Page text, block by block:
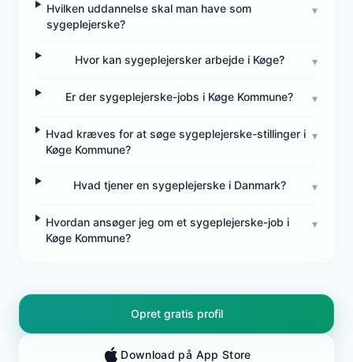
Hvilken uddannelse skal man have som
sygeplejerske?
▾
Hvor kan sygeplejersker arbejde i Køge? ▾
Er der sygeplejerske-jobs i Køge Kommune? ▾
Hvad kræves for at søge sygeplejerske-stillinger i
Køge Kommune?
▾
Hvad tjener en sygeplejerske i Danmark? ▾
Hvordan ansøger jeg om et sygeplejerske-job i
Køge Kommune?
▾
Opret gratis profil
Download på App Store